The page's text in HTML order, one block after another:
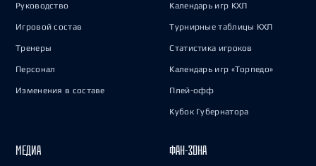
Руководство
Игровой состав
Тренеры
Персонал
Изменения в составе
Календарь игр КХЛ
Турнирные таблицы КХЛ
Статистика игроков
Календарь игр «Торпедо»
Плей-офф
Кубок Губернатора
МЕДИА ФАН-ЗОНА